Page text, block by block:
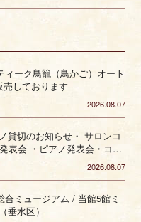
ーク鳥籠（鳥かご）オート
しております
2026.08.07
貸切のお知らせ・ サロンコ
表会 ・ピアノ発表会・コー
2026.08.07
ミュージアム / 当館5館ミ
垂水区）